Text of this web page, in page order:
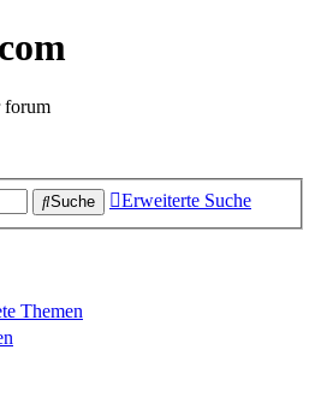
forum
Suche Erweiterte Suche
Themen